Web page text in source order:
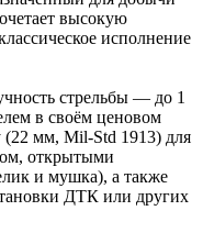
высокую
исполнение
стрельбы — до 1
в своём ценовом
(22 мм, Mil-Std 1913) для
открытыми
и мушка), а также
ДТК или других